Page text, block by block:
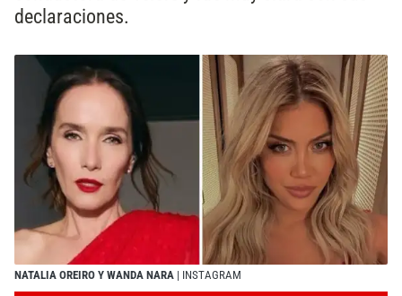
declaraciones.
NATALIA OREIRO Y WANDA NARA | INSTAGRAM